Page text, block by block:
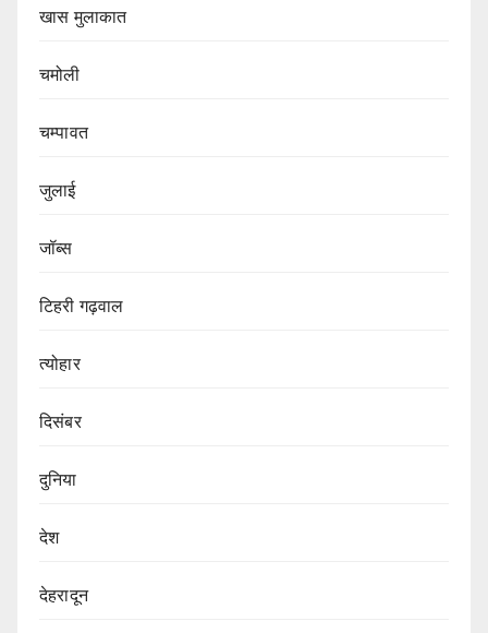
खास मुलाकात
चमोली
चम्पावत
जुलाई
जॉब्स
टिहरी गढ़वाल
त्योहार
दिसंबर
दुनिया
देश
देहरादून